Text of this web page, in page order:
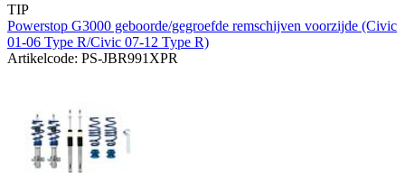
TIP
Powerstop G3000 geboorde/gegroefde remschijven voorzijde (Civic
01-06 Type R/Civic 07-12 Type R)
Artikelcode: PS-JBR991XPR